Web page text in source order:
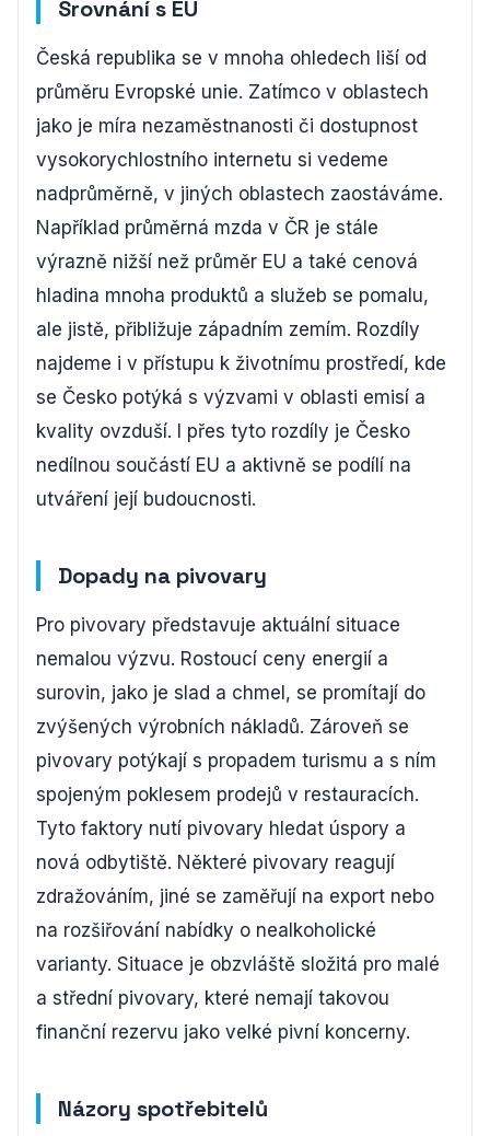
Srovnání s EU
Česká republika se v mnoha ohledech liší od
průměru Evropské unie. Zatímco v oblastech
jako je míra nezaměstnanosti či dostupnost
vysokorychlostního internetu si vedeme
nadprůměrně, v jiných oblastech zaostáváme.
Například průměrná mzda v ČR je stále
výrazně nižší než průměr EU a také cenová
hladina mnoha produktů a služeb se pomalu,
ale jistě, přibližuje západním zemím. Rozdíly
najdeme i v přístupu k životnímu prostředí, kde
se Česko potýká s výzvami v oblasti emisí a
kvality ovzduší. I přes tyto rozdíly je Česko
nedílnou součástí EU a aktivně se podílí na
utváření její budoucnosti.
Dopady na pivovary
Pro pivovary představuje aktuální situace
nemalou výzvu. Rostoucí ceny energií a
surovin, jako je slad a chmel, se promítají do
zvýšených výrobních nákladů. Zároveň se
pivovary potýkají s propadem turismu a s ním
spojeným poklesem prodejů v restauracích.
Tyto faktory nutí pivovary hledat úspory a
nová odbytiště. Některé pivovary reagují
zdražováním, jiné se zaměřují na export nebo
na rozšiřování nabídky o nealkoholické
varianty. Situace je obzvláště složitá pro malé
a střední pivovary, které nemají takovou
finanční rezervu jako velké pivní koncerny.
Názory spotřebitelů